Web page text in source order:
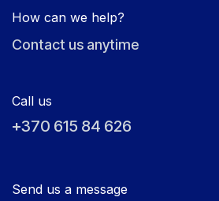
How can we help?
Contact us anytime
Call us
+370 615 84 626
Send us a message